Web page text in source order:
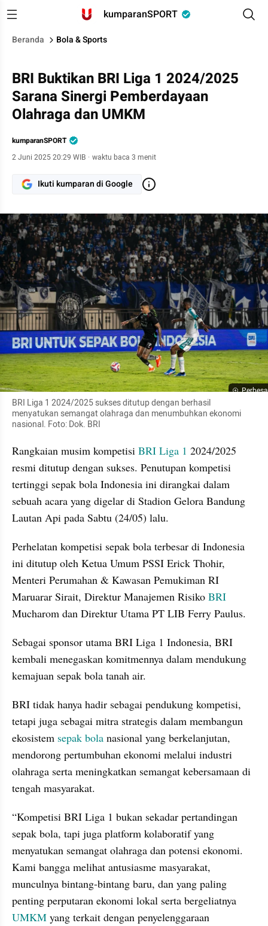
kumparanSPORT
Beranda Bola & Sports
BRI Buktikan BRI Liga 1 2024/2025
Sarana Sinergi Pemberdayaan
Olahraga dan UMKM
kumparanSPORT
2 Juni 2025 20:29 WIB · waktu baca 3 menit
Ikuti kumparan di Google
BRI Liga 1 2024/2025 sukses ditutup dengan berhasil
menyatukan semangat olahraga dan menumbuhkan ekonomi
nasional. Foto: Dok. BRI
Rangkaian musim kompetisi BRI Liga 1 2024/2025
resmi ditutup dengan sukses. Penutupan kompetisi
tertinggi sepak bola Indonesia ini dirangkai dalam
sebuah acara yang digelar di Stadion Gelora Bandung
Lautan Api pada Sabtu (24/05) lalu.
Perhelatan kompetisi sepak bola terbesar di Indonesia
ini ditutup oleh Ketua Umum PSSI Erick Thohir,
Menteri Perumahan & Kawasan Pemukiman RI
Maruarar Sirait, Direktur Manajemen Risiko BRI
Mucharom dan Direktur Utama PT LIB Ferry Paulus.
Sebagai sponsor utama BRI Liga 1 Indonesia, BRI
kembali menegaskan komitmennya dalam mendukung
kemajuan sepak bola tanah air.
BRI tidak hanya hadir sebagai pendukung kompetisi,
tetapi juga sebagai mitra strategis dalam membangun
ekosistem sepak bola nasional yang berkelanjutan,
mendorong pertumbuhan ekonomi melalui industri
olahraga serta meningkatkan semangat kebersamaan di
tengah masyarakat.
“Kompetisi BRI Liga 1 bukan sekadar pertandingan
sepak bola, tapi juga platform kolaboratif yang
menyatukan semangat olahraga dan potensi ekonomi.
Kami bangga melihat antusiasme masyarakat,
munculnya bintang-bintang baru, dan yang paling
UMKM yang terkait dengan penyelenggaraan